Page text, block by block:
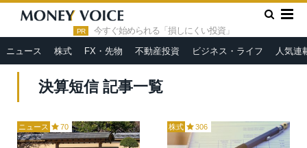
PR 今すぐ始められる「損しにくい投資」
ニュース 株式 FX・先物 不動産投資 ビジネス・ライフ 人気連
HOME » 決算短信
決算短信 記事一覧
ニュース 70 株式 306